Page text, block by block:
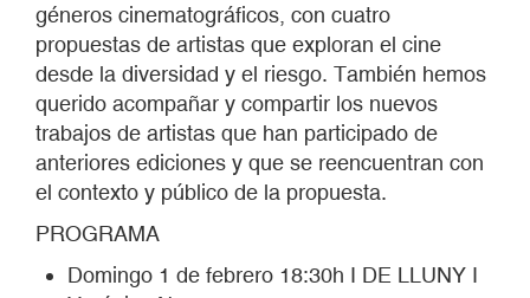
géneros cinematográficos, con cuatro
propuestas de artistas que exploran el cine
desde la diversidad y el riesgo. También hemos
querido acompañar y compartir los nuevos
trabajos de artistas que han participado de
anteriores ediciones y que se reencuentran con
el contexto y público de la propuesta.
PROGRAMA
Domingo 1 de febrero 18:30h I DE LLUNY I